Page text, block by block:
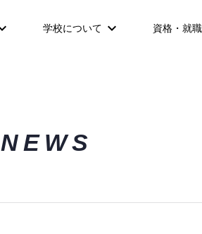
学校について 資格・就職
NEWS